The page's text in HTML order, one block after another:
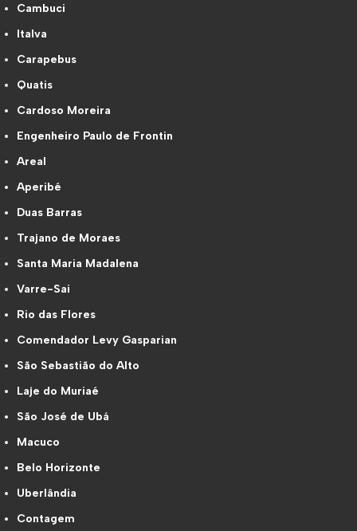
Cambuci
Italva
Carapebus
Quatis
Cardoso Moreira
Engenheiro Paulo de Frontin
Areal
Aperibé
Duas Barras
Trajano de Moraes
Santa Maria Madalena
Varre-Sai
Rio das Flores
Comendador Levy Gasparian
São Sebastião do Alto
Laje do Muriaé
São José de Ubá
Macuco
Belo Horizonte
Uberlândia
Contagem